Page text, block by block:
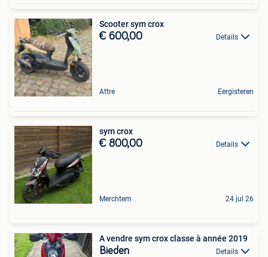
Scooter sym crox
€ 600,00 Details
Attre Eergisteren
sym crox
€ 800,00 Details
Merchtem 24 jul 26
A vendre sym crox classe à année 2019
Bieden Details